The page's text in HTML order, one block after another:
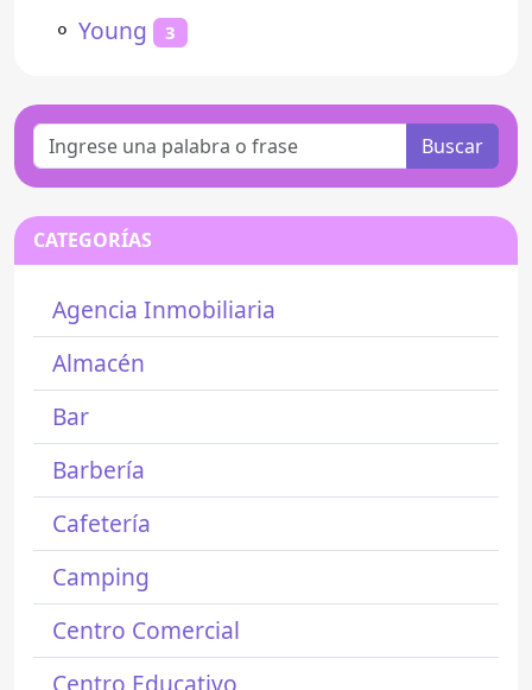
⚬ Young 3
Buscar
CATEGORÍAS
Agencia Inmobiliaria
Almacén
Bar
Barbería
Cafetería
Camping
Centro Comercial
Centro Educativo